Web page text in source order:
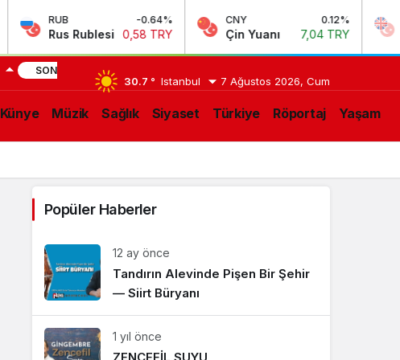
RUB -0.64%
Rus Rublesi 0,58 TRY
CNY 0.12%
Çin Yuanı 7,04 TRY
GBP
SON 14:54 TAĞŞİŞ
30.7 ° Istanbul 7 Ağustos 2026, Cum
Künye Müzik Sağlık Siyaset Türkiye Röportaj Yaşam
Popüler Haberler
12 ay önce
Tandırın Alevinde Pişen Bir Şehir
— Siirt Büryanı
1 yıl önce